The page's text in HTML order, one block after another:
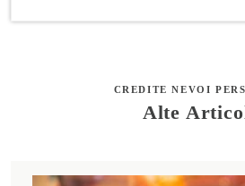
CREDITE NEVOI
Alte